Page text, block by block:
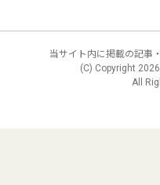
当サイト内に掲載の記事
(C) Copyright 2026
All